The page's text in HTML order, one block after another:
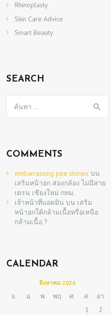
Rhinoplasty
Skin Care Advice
Smart Beauty
SEARCH
สำหรับ:
COMMENTS
embarrassing pee stories บน
เสริมหน้าอก ส่องกล้อง ไม่มีสาย
เดรน เชียงใหม่ กทม.
เจ้าหน้าที่แอดมิน บน เสริม
หน้าอกใต้กล้ามเนื้อหรือเหนือ
กล้ามเนื้อ ?
CALENDAR
สิงหาคม 2026
จ.
อ. พ. พฤ. ศ. ส. อา.
1
2